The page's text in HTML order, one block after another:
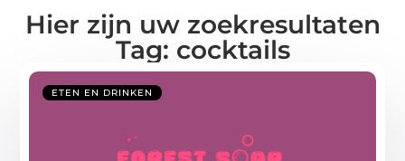
Hier zijn uw zoekresultaten
Tag: cocktails
ETEN EN DRINKEN